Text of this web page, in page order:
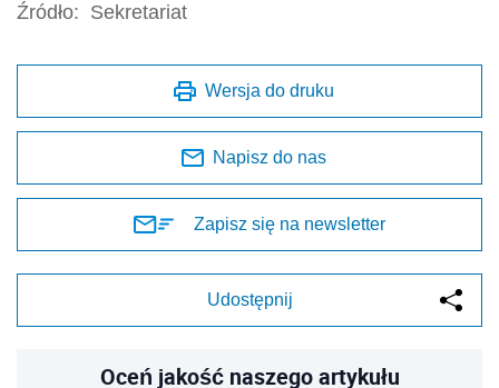
Źródło: Sekretariat
Wersja do druku
Napisz do nas
Zapisz się na newsletter
Udostępnij
Oceń jakość naszego artykułu